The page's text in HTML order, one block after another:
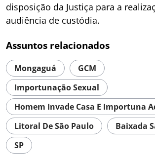
disposição da Justiça para a
audiência de custódia.
Assuntos relacionados
Mongaguá
GCM
Importunação Sexual
Homem Invade Casa E Importuna
Litoral De São Paulo
Baixada
SP